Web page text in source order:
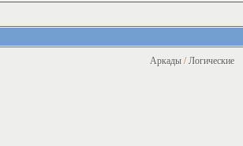
Аркады /Логические